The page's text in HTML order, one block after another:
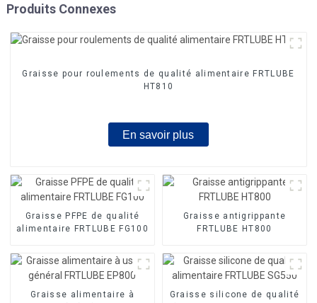
Produits Connexes
Graisse pour roulements de qualité alimentaire FRTLUBE
HT810
En savoir plus
Graisse PFPE de qualité
alimentaire FRTLUBE FG100
Graisse antigrippante
FRTLUBE HT800
Graisse alimentaire à
Graisse silicone de qualité